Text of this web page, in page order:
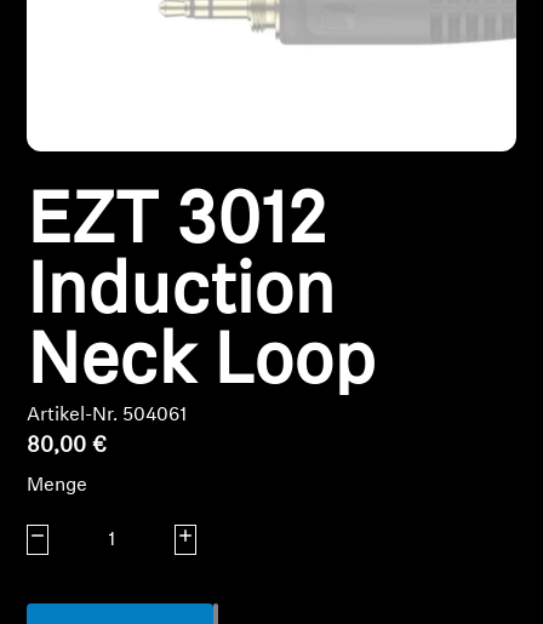
Kopfhörer-Ersatzteile & Zubehör
Hearing
TV-Kopfhörer
Ressourcen zum Thema Hören
Soundbars
AMBEO Soundbars und Subs
EZT 3012
Induction
Neck Loop
Artikel-Nr. 504061
80,00 €
Menge
Menge verringern Menge erhöhen